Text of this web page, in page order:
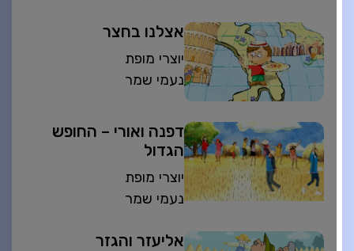
אצלנו בחצר
יוצרי מופת
נעמי שמר
דפנה ואורי – החופש
הגדול
יוצרי מופת
נעמי שמר
אליעזר והגזר